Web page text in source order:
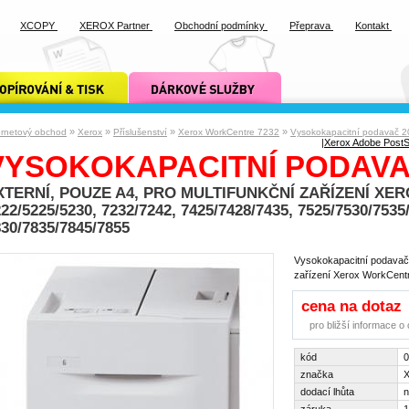
obchod » Xerox » Příslušenství » Xerox WorkCentre 7232 » Vysokokapacitní podavač
|Xerox Adobe
POUZE A4, PRO MULTIFUNKČNÍ ZAŘÍZENÍ
5225/5230, 7232/7242, 7425/7428/7435, 7525/7530/
7835/7845/7855
Vysokokapacitní
zařízení Xerox
cena na dotaz
pro bližší informace
kód
značka
dodací lhůta
dárkové služby xcopy
XCOPY XEROX Partner Obchodní podmínky Přeprava Kontakt